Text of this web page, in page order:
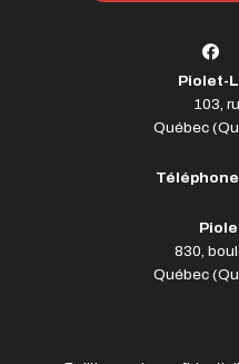
Piolet-
103,
Québec
830,
Québec